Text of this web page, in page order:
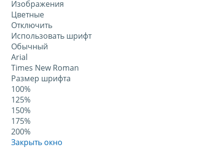
Изображения
Цветные
Отключить
Использовать шрифт
Обычный
Arial
Times New Roman
Размер шрифта
100%
125%
150%
175%
200%
Закрыть окно